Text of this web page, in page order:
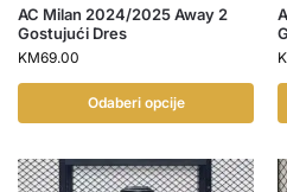
AC Milan 2024/2025 Away 2
Gostujući Dres
KM69.00
Odaberi opcije